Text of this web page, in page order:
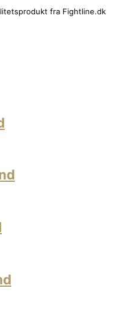
fra Fightline.dk